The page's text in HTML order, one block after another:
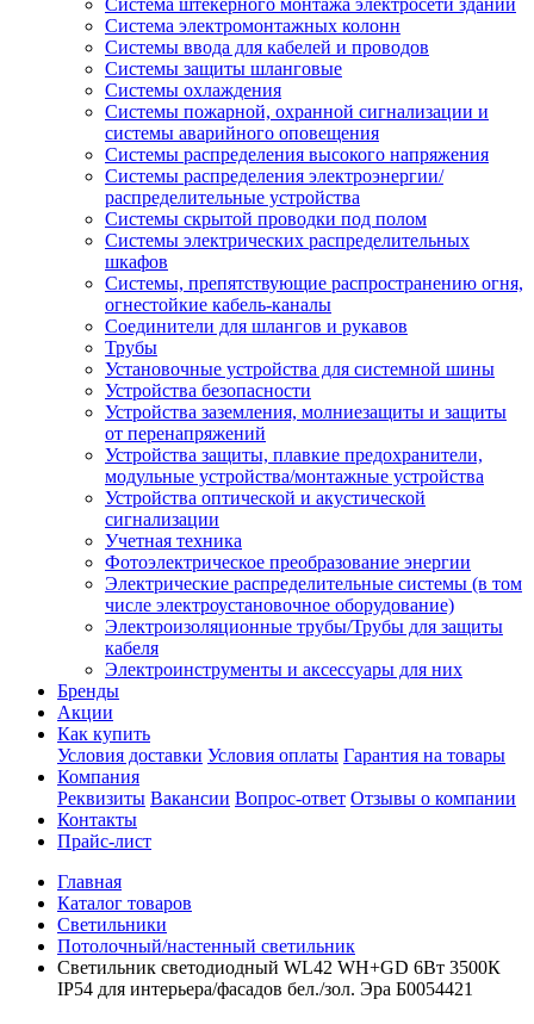
Система штекерного монтажа электросети зданий
Система электромонтажных колонн
Системы ввода для кабелей и проводов
Системы защиты шланговые
Системы охлаждения
Системы пожарной, охранной сигнализации и
системы аварийного оповещения
Системы распределения высокого напряжения
Системы распределения электроэнергии/
распределительные устройства
Системы скрытой проводки под полом
Системы электрических распределительных
шкафов
Системы, препятствующие распространению огня,
огнестойкие кабель-каналы
Соединители для шлангов и рукавов
Трубы
Установочные устройства для системной шины
Устройства безопасности
Устройства заземления, молниезащиты и защиты
от перенапряжений
Устройства защиты, плавкие предохранители,
модульные устройства/монтажные устройства
Устройства оптической и акустической
сигнализации
Учетная техника
Фотоэлектрическое преобразование энергии
Электрические распределительные системы (в том
числе электроустановочное оборудование)
Электроизоляционные трубы/Трубы для защиты
кабеля
Электроинструменты и аксессуары для них
Бренды
Акции
Как купить
Условия доставки Условия оплаты Гарантия на товары
Компания
Реквизиты Вакансии Вопрос-ответ Отзывы о компании
Контакты
Прайс-лист
Главная
Каталог товаров
Светильники
Потолочный/настенный светильник
Светильник светодиодный WL42 WH+GD 6Вт 3500К
IP54 для интерьера/фасадов бел./зол. Эра Б0054421